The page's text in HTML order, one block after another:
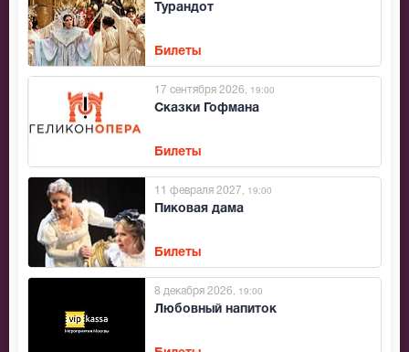
Турандот
Билеты
Сказки Гофмана
17 сентября 2026 , 19:00
Билеты
Пиковая дама
11 февраля 2027 , 19:00
Билеты
Любовный напиток
8 декабря 2026 , 19:00